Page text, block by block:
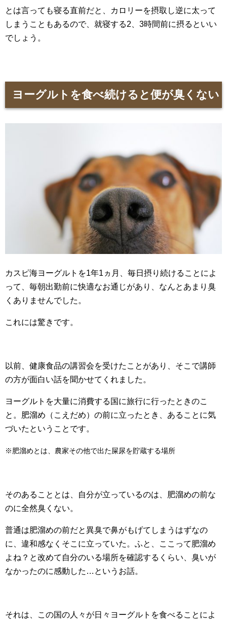
とは言っても寝る直前だと、カロリーを摂取し逆に太って
しまうこともあるので、就寝する2、3時間前に摂るといい
でしょう。
ヨーグルトを食べ続けると便が臭くない
カスピ海ヨーグルトを1年1ヵ月、毎日摂り続けることによ
って、毎朝出勤前に快適なお通じがあり、なんとあまり臭
くありませんでした。
これには驚きです。
以前、健康食品の講習会を受けたことがあり、そこで講師
の方が面白い話を聞かせてくれました。
ヨーグルトを大量に消費する国に旅行に行ったときのこ
と。肥溜め（こえだめ）の前に立ったとき、あることに気
づいたということです。
※肥溜めとは、農家その他で出た屎尿を貯蔵する場所
そのあることとは、自分が立っているのは、肥溜めの前な
のに全然臭くない。
普通は肥溜めの前だと異臭で鼻がもげてしまうはずなの
に、違和感なくそこに立っていた。ふと、ここって肥溜め
よね？と改めて自分のいる場所を確認するくらい、臭いが
なかったのに感動した…というお話。
それは、この国の人々が日々ヨーグルトを食べることによ